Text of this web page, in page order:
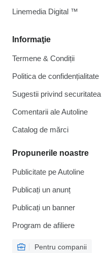
Informaţie
Termene & Condiții
Politica de confidențialitate
Sugestii privind securitatea
Comentarii ale Autoline
Catalog de mărcі
Propunerile noastre
Publicitate pe Autoline
Publicați un anunț
Publicați un banner
Program de afiliere
Pentru companii
Linemedia Digital ™